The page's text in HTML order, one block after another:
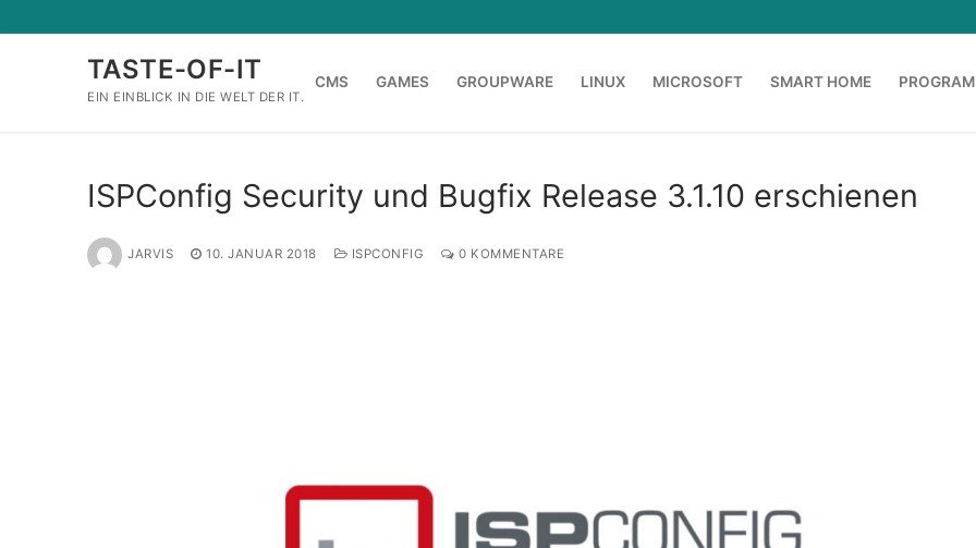
Inhalt
TASTE-OF-IT
EIN EINBLICK IN DIE WELT DER IT.
CMS GAMES GROUPWARE LINUX MICROSOFT SMART HOME
ISPConfig Security und Bugfix Release 3.1.10 erschienen
JARVIS 10. JANUAR 2018 ISPCONFIG 0 KOMMENTARE